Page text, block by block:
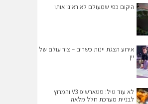
היקום כפי שמעולם לא ראינו אותו
אירוע הצגת יינות כשרים – צור עולם של
יין
לא עוד טיל: סטארשיפ V3 והמרוץ
לבניית מערכת חלל מלאה